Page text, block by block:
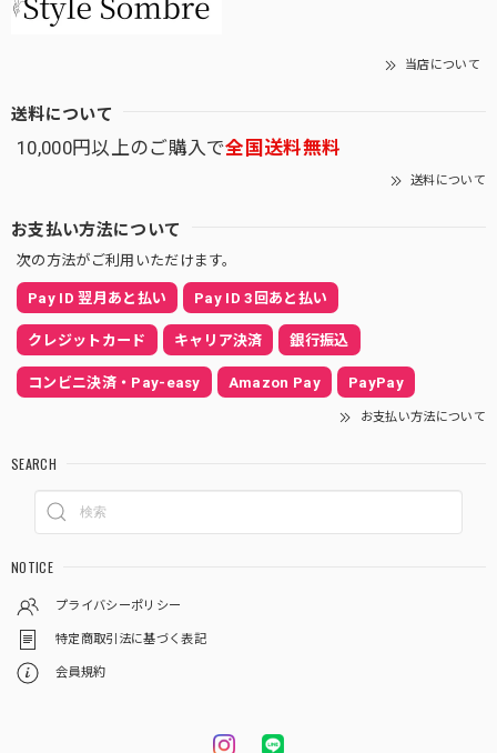
当店について
送料について
10,000円以上のご購入で全国送料無料
送料について
お支払い方法について
次の方法がご利用いただけます。
Pay ID 翌月あと払い Pay ID 3回あと払い
クレジットカード キャリア決済 銀行振込
コンビニ決済・Pay-easy Amazon Pay PayPay
お支払い方法について
SEARCH
NOTICE
プライバシーポリシー
特定商取引法に基づく表記
会員規約